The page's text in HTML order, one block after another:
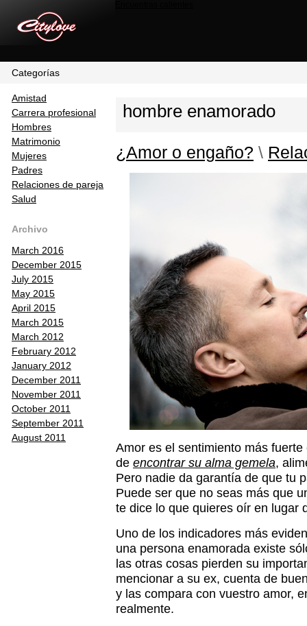
Categorías
Amistad
Carrera profesional
Hombres
Matrimonio
Mujeres
Padres
Relaciones de pareja
Salud
Archivo
March 2016
December 2015
July 2015
May 2015
April 2015
March 2015
March 2012
February 2012
January 2012
December 2011
November 2011
October 2011
September 2011
August 2011
hombre enamorado
¿Amor o engaño? \
Amor es el sentimiento más
de encontrar su alma gemela,
Pero nadie da garantía de que tu
Puede ser que no seas más que
te dice lo que quieres oír en lugar
Uno de los indicadores más
una persona enamorada existe
las otras cosas pierden su
mencionar a su ex, cuenta de
y las compara con vuestro amor,
realmente.